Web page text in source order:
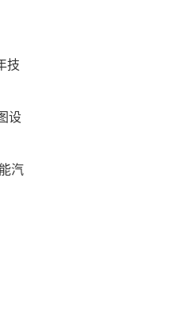
技
设
汽